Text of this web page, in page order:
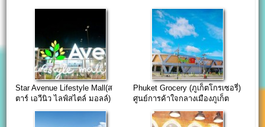
Star Avenue Lifestyle Mall(ส
ตาร์ เอวีนิว ไลฟ์สไตล์ มอลล์)
Phuket Grocery (ภูเก็ตโกรเซอรี่)
ศูนย์การค้าใจกลางเมืองภูเก็ต